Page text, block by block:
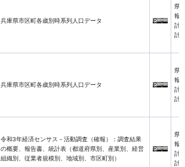
兵庫県市区町各歳別時系列人口データ
県
報
計
計
兵庫県市区町各歳別時系列人口データ
県
報
計
計
令和3年経済センサス－活動調査（確報）：調査結果
の概要、報告書、統計表（都道府県別、産業別、経営
組織別、従業者規模別、地域別、市区町別）
県
報
計
計